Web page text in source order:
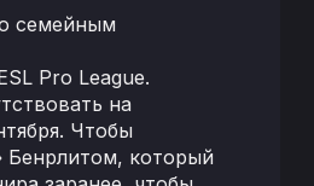
семейным
Pro League.
на
Чтобы
Бенрлитом, который